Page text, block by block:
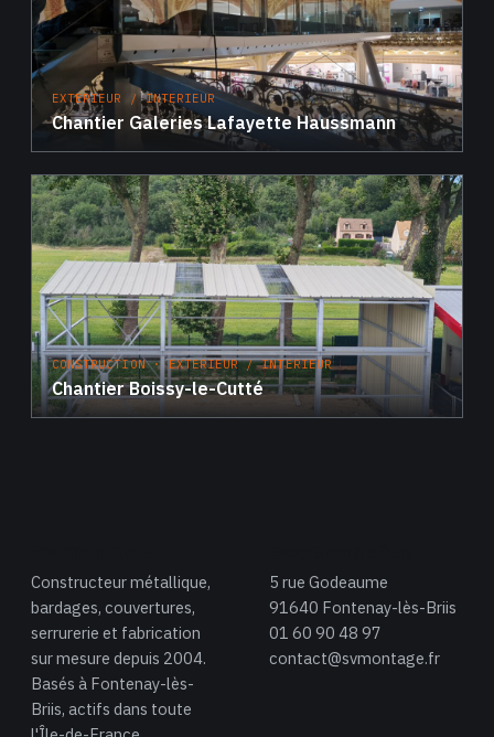
EXTERIEUR / INTERIEUR
Chantier Galeries Lafayette Haussmann
CONSTRUCTION · EXTERIEUR / INTERIEUR
Chantier Boissy-le-Cutté
Constructeur métallique,
bardages, couvertures,
serrurerie et fabrication
sur mesure depuis 2004.
Basés à Fontenay-lès-
Briis, actifs dans toute
5 rue Godeaume
91640 Fontenay-lès-Briis
01 60 90 48 97
contact@svmontage.fr